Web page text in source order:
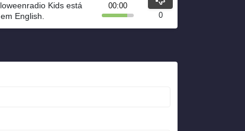
Kids está
English.
00:00
0